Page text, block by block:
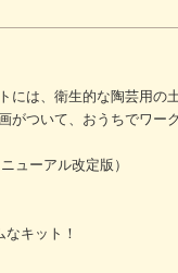
には、衛生的な陶芸用の
がついて、おうちでワー
ューアル改定版）
キット！